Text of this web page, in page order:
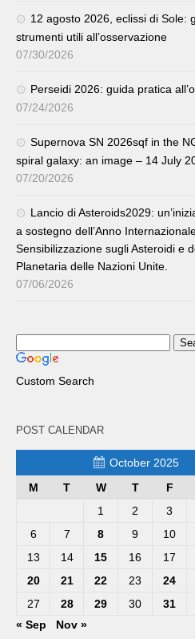
12 agosto 2026, eclissi di Sole:
strumenti utili all’osservazione
07/30/2026
Perseidi 2026: guida pratica
07/24/2026
Supernova SN 2026sqf in the
spiral galaxy: an image – 14 July
07/20/2026
Lancio di Asteroids2029:
a sostegno dell’Anno
Sensibilizzazione sugli Asteroidi e
Planetaria delle Nazioni Unite.
07/06/2026
Custom Search
POST CALENDAR
October 2025
M
T W T F
1
2 3
6
7 8 9 10
13
14 15 16 17
20
21 22 23 24
27
28 29 30
31
« Sep
Nov »